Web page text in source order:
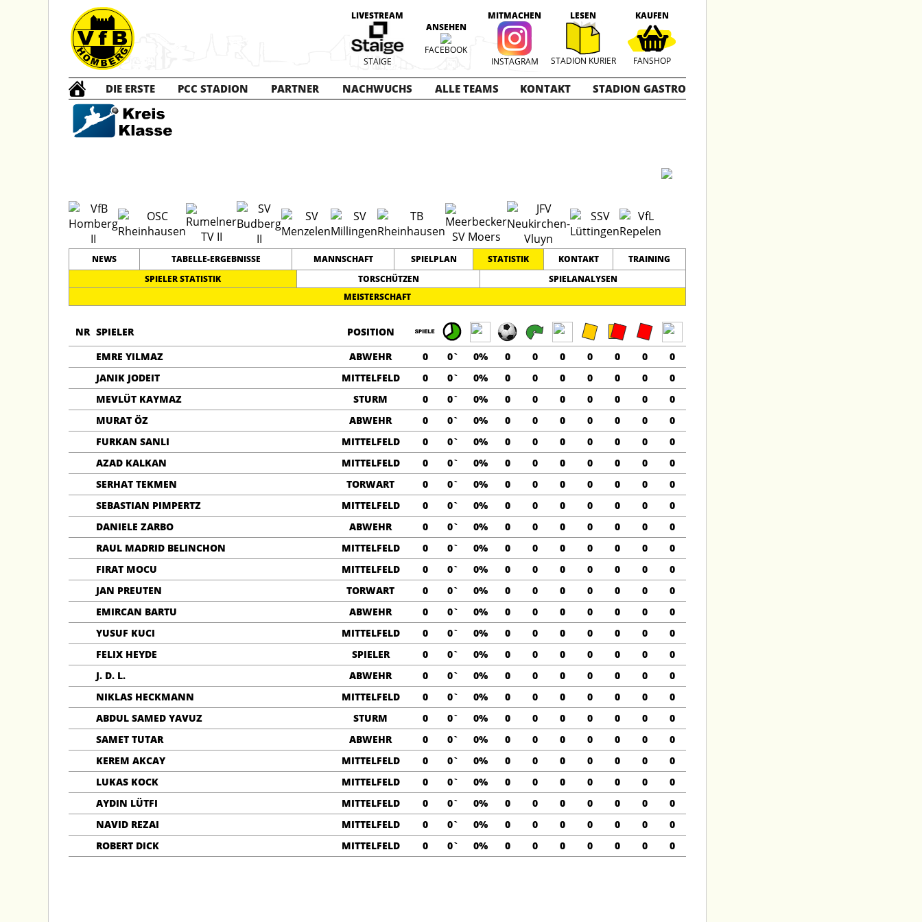
LIVESTREAM
STAIGE
ANSEHEN
FACEBOOK
MITMACHEN
INSTAGRAM
LESEN
STADION KURIER
KAUFEN
FANSHOP
DIE ERSTE PCC STADION PARTNER NACHWUCHS ALLE TEAMS KONTAKT STADION GASTRO
NEWS TABELLE-ERGEBNISSE MANNSCHAFT SPIELPLAN STATISTIK KONTAKT
TRAINING
SPIELER STATISTIK
TORSCHÜTZEN
SPIELANALYSEN
MEISTERSCHAFT
NR SPIELER
POSITION
EMRE YILMAZ
ABWEHR 0 0` 0% 0 0 0 0 0 0
0
JANIK JODEIT
MITTELFELD 0 0` 0% 0 0 0 0 0 0
0
MEVLÜT KAYMAZ
STURM 0 0` 0% 0 0 0 0 0 0
0
MURAT ÖZ
ABWEHR 0 0` 0% 0 0 0 0 0 0
0
FURKAN SANLI
MITTELFELD 0 0` 0% 0 0 0 0 0 0
0
AZAD KALKAN
MITTELFELD 0 0` 0% 0 0 0 0 0 0
0
SERHAT TEKMEN
TORWART 0 0` 0% 0 0 0 0 0 0
0
SEBASTIAN PIMPERTZ
MITTELFELD 0 0` 0% 0 0 0 0 0 0
0
DANIELE ZARBO
ABWEHR 0 0` 0% 0 0 0 0 0 0
0
RAUL MADRID BELINCHON
MITTELFELD 0 0` 0% 0 0 0 0 0 0
0
FIRAT MOCU
MITTELFELD 0 0` 0% 0 0 0 0 0 0
0
JAN PREUTEN
TORWART 0 0` 0% 0 0 0 0 0 0
0
EMIRCAN BARTU
ABWEHR 0 0` 0% 0 0 0 0 0 0
0
YUSUF KUCI
MITTELFELD 0 0` 0% 0 0 0 0 0 0
0
FELIX HEYDE
SPIELER 0 0` 0% 0 0 0 0 0 0
0
J. D. L.
ABWEHR 0 0` 0% 0 0 0 0 0 0
0
NIKLAS HECKMANN
MITTELFELD 0 0` 0% 0 0 0 0 0 0
0
ABDUL SAMED YAVUZ
STURM 0 0` 0% 0 0 0 0 0 0
0
SAMET TUTAR
ABWEHR 0 0` 0% 0 0 0 0 0 0
0
KEREM AKCAY
MITTELFELD 0 0` 0% 0 0 0 0 0 0
0
LUKAS KOCK
MITTELFELD 0 0` 0% 0 0 0 0 0 0
0
AYDIN LÜTFI
MITTELFELD 0 0` 0% 0 0 0 0 0 0
0
NAVID REZAI
MITTELFELD 0 0` 0% 0 0 0 0 0 0
0
ROBERT DICK
MITTELFELD 0 0` 0% 0 0 0 0 0 0 0